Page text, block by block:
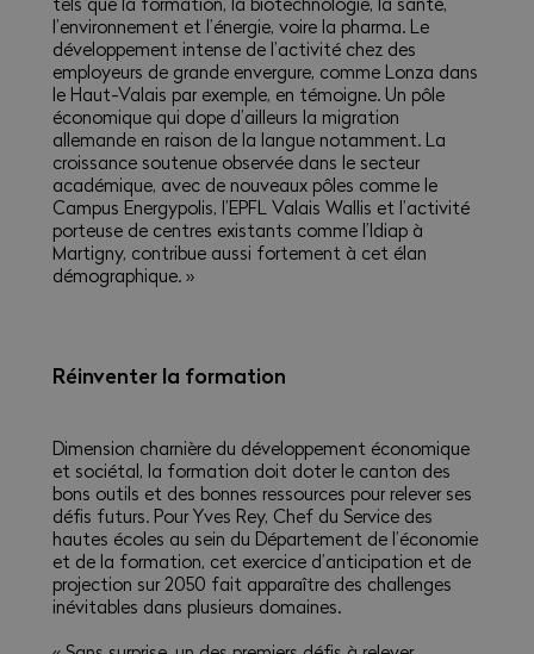
l’environnement et l’énergie, voire la pharma. Le
développement intense de l’activité chez des
employeurs de grande envergure, comme Lonza dans
le Haut-Valais par exemple, en témoigne. Un pôle
économique qui dope d’ailleurs la migration
allemande en raison de la langue notamment. La
croissance soutenue observée dans le secteur
académique, avec de nouveaux pôles comme le
Campus Energypolis, l’EPFL Valais Wallis et l’activité
porteuse de centres existants comme l’Idiap à
Martigny, contribue aussi fortement à cet élan
démographique. »
Réinventer la formation
Dimension charnière du développement économique
et sociétal, la formation doit doter le canton des
bons outils et des bonnes ressources pour relever ses
défis futurs. Pour Yves Rey, Chef du Service des
hautes écoles au sein du Département de l’économie
et de la formation, cet exercice d’anticipation et de
projection sur 2050 fait apparaître des challenges
inévitables dans plusieurs domaines.